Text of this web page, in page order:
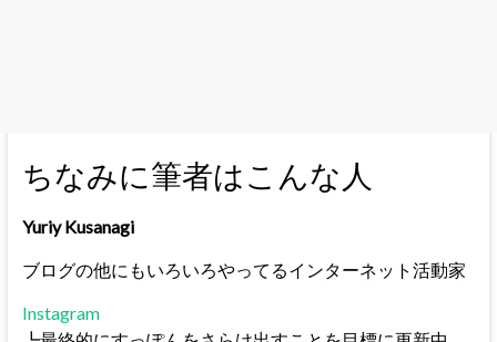
ちなみに筆者はこんな人
Yuriy Kusanagi
ブログの他にもいろいろやってるインターネット活動家
Instagram